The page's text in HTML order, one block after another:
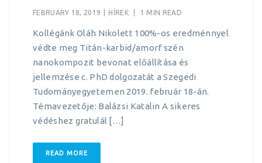
FEBRUARY 18, 2019 HÍREK 1 MIN READ
Kollégánk Oláh Nikolett 100%-os eredménnyel
védte meg Titán-karbid/amorf szén
nanokompozit bevonat előállítása és
jellemzése c. PhD dolgozatát a Szegedi
Tudományegyetemen 2019. február 18-án.
Témavezetője: Balázsi Katalin A sikeres
védéshez gratulál […]
READ MORE